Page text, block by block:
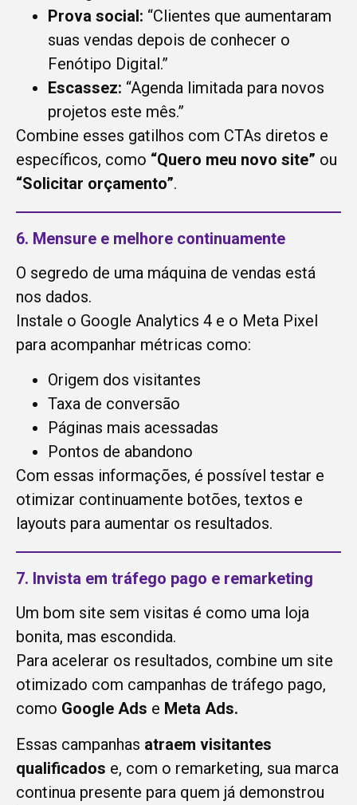
Prova social: “Clientes que aumentaram
suas vendas depois de conhecer o
Fenótipo Digital.”
Escassez: “Agenda limitada para novos
projetos este mês.”
Combine esses gatilhos com CTAs diretos e
específicos, como “Quero meu novo site” ou
“Solicitar orçamento”.
6. Mensure e melhore continuamente
O segredo de uma máquina de vendas está
nos dados.
Instale o Google Analytics 4 e o Meta Pixel
para acompanhar métricas como:
Origem dos visitantes
Taxa de conversão
Páginas mais acessadas
Pontos de abandono
Com essas informações, é possível testar e
otimizar continuamente botões, textos e
layouts para aumentar os resultados.
7. Invista em tráfego pago e remarketing
Um bom site sem visitas é como uma loja
bonita, mas escondida.
Para acelerar os resultados, combine um site
otimizado com campanhas de tráfego pago,
como Google Ads e Meta Ads.
Essas campanhas atraem visitantes
qualificados e, com o remarketing, sua marca
continua presente para quem já demonstrou